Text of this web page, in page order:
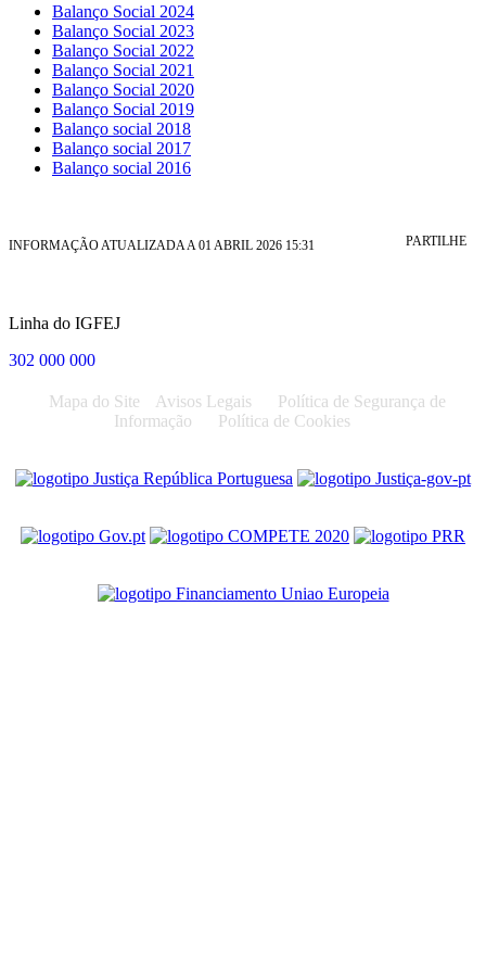
Balanço Social 2024
Balanço Social 2023
Balanço Social 2022
Balanço Social 2021
Balanço Social 2020
Balanço Social 2019
Balanço social 2018
Balanço social 2017
Balanço social 2016
INFORMAÇÃO ATUALIZADA A 01 ABRIL 2026 15:31 PARTILHE
Linha do IGFEJ
302 000 000
Mapa do Site Avisos Legais
Política de Segurança de
Informação
Política de Cookies